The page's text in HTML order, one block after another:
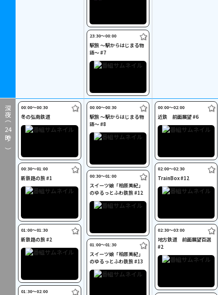
深夜（
24
時～）
23:30〜00:00
駅旅 ～駅からはじまる物
語～ #7
00:00〜00:30
冬の弘南鉄道
00:30〜01:00
新鉄路の旅 #1
01:00〜01:30
新鉄路の旅 #2
01:30〜02:00
00:00〜00:30
駅旅 ～駅からはじまる物
語～ #8
00:30〜01:00
スイーツ娘「柏原美紀」
のゆるっとふわ鉄旅 #12
01:00〜01:30
スイーツ娘「柏原美紀」
のゆるっとふわ鉄旅 #13
00:00〜02:00
近鉄 前面展望 #6
02:00〜02:30
TrainBox #12
02:30〜03:00
地方鉄道 前面展望百選
#2